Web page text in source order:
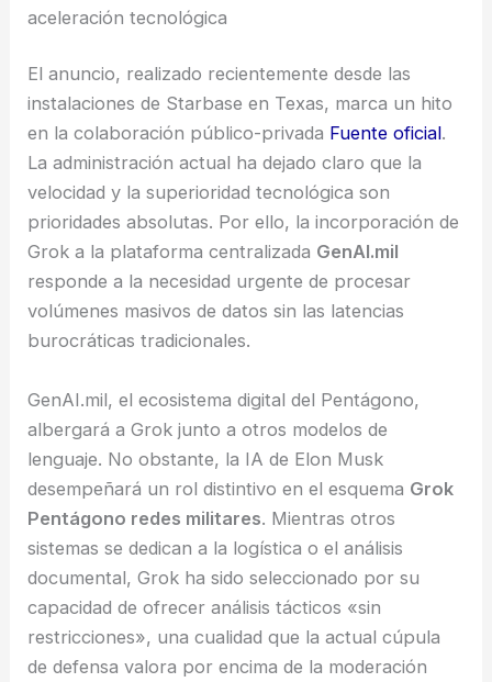
aceleración tecnológica
El anuncio, realizado recientemente desde las
instalaciones de Starbase en Texas, marca un hito
en la colaboración público-privada Fuente oficial.
La administración actual ha dejado claro que la
velocidad y la superioridad tecnológica son
prioridades absolutas. Por ello, la incorporación de
Grok a la plataforma centralizada GenAI.mil
responde a la necesidad urgente de procesar
volúmenes masivos de datos sin las latencias
burocráticas tradicionales.
GenAI.mil, el ecosistema digital del Pentágono,
albergará a Grok junto a otros modelos de
lenguaje. No obstante, la IA de Elon Musk
desempeñará un rol distintivo en el esquema Grok
Pentágono redes militares. Mientras otros
sistemas se dedican a la logística o el análisis
documental, Grok ha sido seleccionado por su
capacidad de ofrecer análisis tácticos «sin
restricciones», una cualidad que la actual cúpula
de defensa valora por encima de la moderación